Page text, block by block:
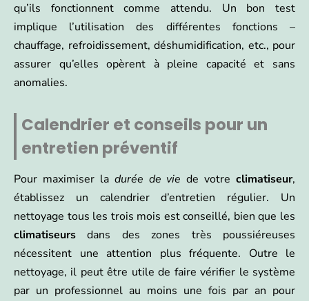
qu’ils fonctionnent comme attendu. Un bon test
implique l’utilisation des différentes fonctions –
chauffage, refroidissement, déshumidification, etc., pour
assurer qu’elles opèrent à pleine capacité et sans
anomalies.
Calendrier et conseils pour un
entretien préventif
Pour maximiser la durée de vie de votre climatiseur,
établissez un calendrier d’entretien régulier. Un
nettoyage tous les trois mois est conseillé, bien que les
climatiseurs dans des zones très poussiéreuses
nécessitent une attention plus fréquente. Outre le
nettoyage, il peut être utile de faire vérifier le système
par un professionnel au moins une fois par an pour